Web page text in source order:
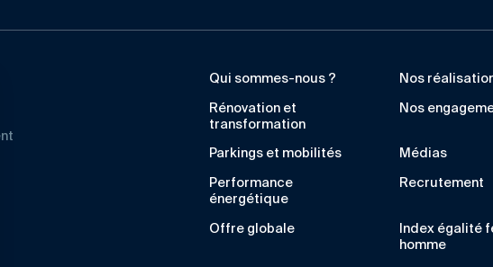
Qui sommes-nous ? Nos
Rénovation et
transformation
Nos
Parkings et mobilités Médias
Performance
énergétique
Recrutement
Offre globale
Index égalité
homme